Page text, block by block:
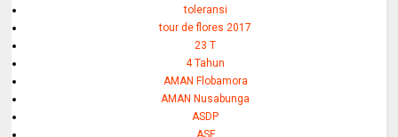
toleransi
tour de flores 2017
23 T
4 Tahun
AMAN Flobamora
AMAN Nusabunga
ASDP